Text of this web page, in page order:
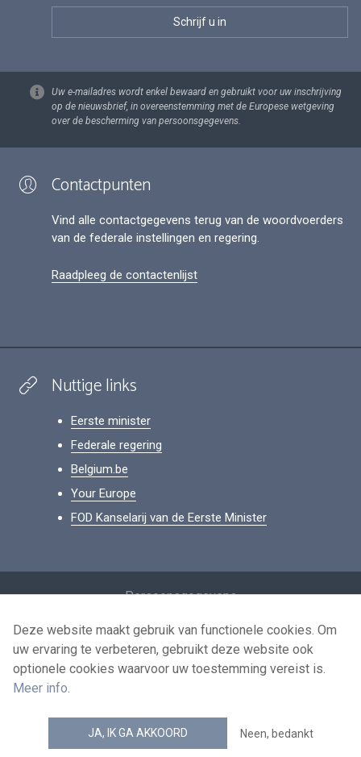
Uw e-mailadres wordt enkel bewaard en gebruikt voor uw inschrijving
op de nieuwsbrief, in overeenstemming met de Europese wetgeving
over de bescherming van persoonsgegevens.
Contactpunten
Vind alle contactgegevens terug van de woordvoerders
van de federale instellingen en regering.
Raadpleeg de contactenlijst
Nuttige links
Eerste minister
Federale regering
Belgium.be
Your Europe
FOD Kanselarij van de Eerste Minister
Persoonsgegevens
Voorwaarden voor het hergebruik
Contacteer ons
news.belgium RSS feed
© 2026 - news.belgium.be
Deze website maakt gebruik van functionele cookies. Om
uw ervaring te verbeteren, gebruikt deze website ook
optionele cookies waarvoor uw toestemming vereist is.
Meer info.
JA, IK GA AKKOORD Neen, bedankt